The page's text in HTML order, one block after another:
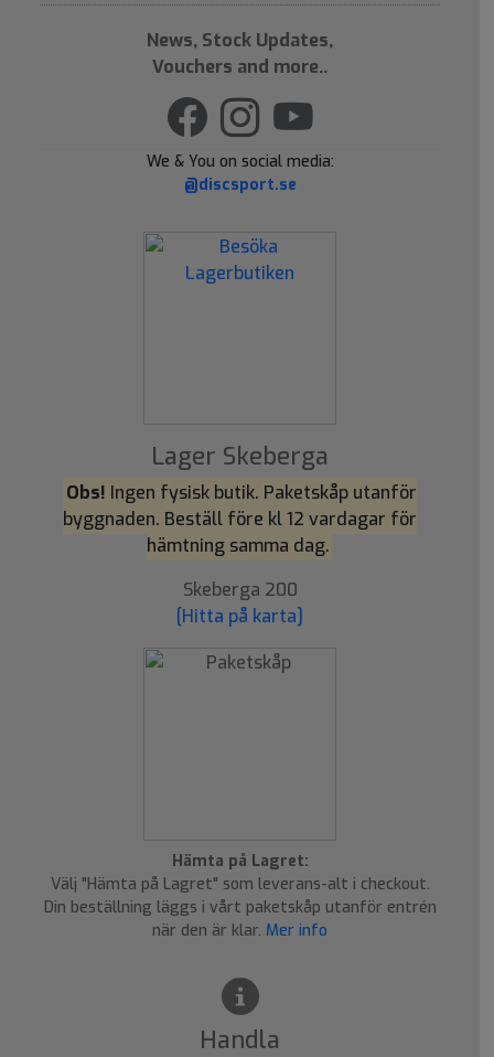
News, Stock Updates,
Vouchers and more..
We & You on social media:
@discsport.se
Lager Skeberga
Obs! Ingen fysisk butik. Paketskåp utanför
byggnaden. Beställ före kl 12 vardagar för
hämtning samma dag.
Skeberga 200
[Hitta på karta]
Hämta på Lagret:
Välj "Hämta på Lagret" som leverans-alt i checkout.
Din beställning läggs i vårt paketskåp utanför entrén
när den är klar. Mer info
Handla